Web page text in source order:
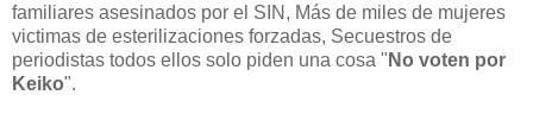
familiares asesinados por el SIN, Más de miles de mujeres
victimas de esterilizaciones forzadas, Secuestros de
periodistas todos ellos solo piden una cosa " No voten por
Keiko".